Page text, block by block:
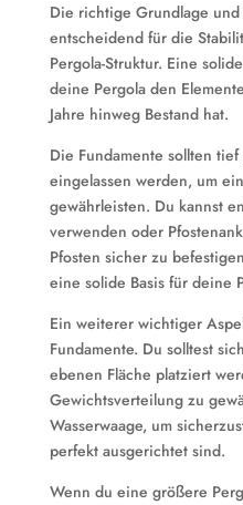
Die richtige Grundlage
entscheidend für die
Pergola-Struktur. Eine
deine Pergola den
Jahre hinweg Bestand hat.
Die Fundamente sollten
eingelassen werden, um
gewährleisten. Du kannst
verwenden oder
Pfosten sicher zu
eine solide Basis für deine
Ein weiterer wichtiger
Fundamente. Du solltest
ebenen Fläche platziert
Gewichtsverteilung zu
Wasserwaage, um
perfekt ausgerichtet sind.
Wenn du eine größere